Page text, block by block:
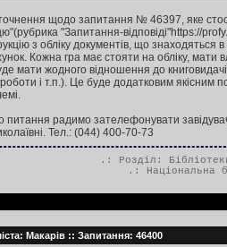
щодо запитання № 46397, яке
"Запитання-відповіді"https://
з обліку документів, що
Кожна гра має стояти на обліку,
мати жодного відношення до
і т.п.). Це буде додатковим якісним
радимо зателефонувати
Тел.: (044) 400-70-73
.: Розділ:
.: Національна
Макарів :: Запитання: 46400